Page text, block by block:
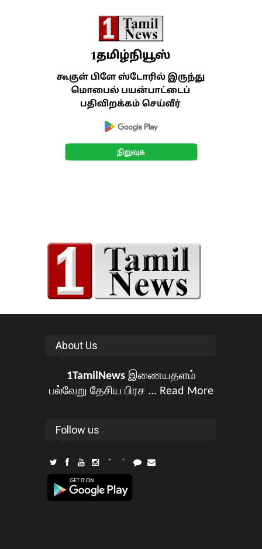
About Us
1TamilNewsஇணையதளம்
பல்வேறு தேசிய பிரச ... Read More
Follow us